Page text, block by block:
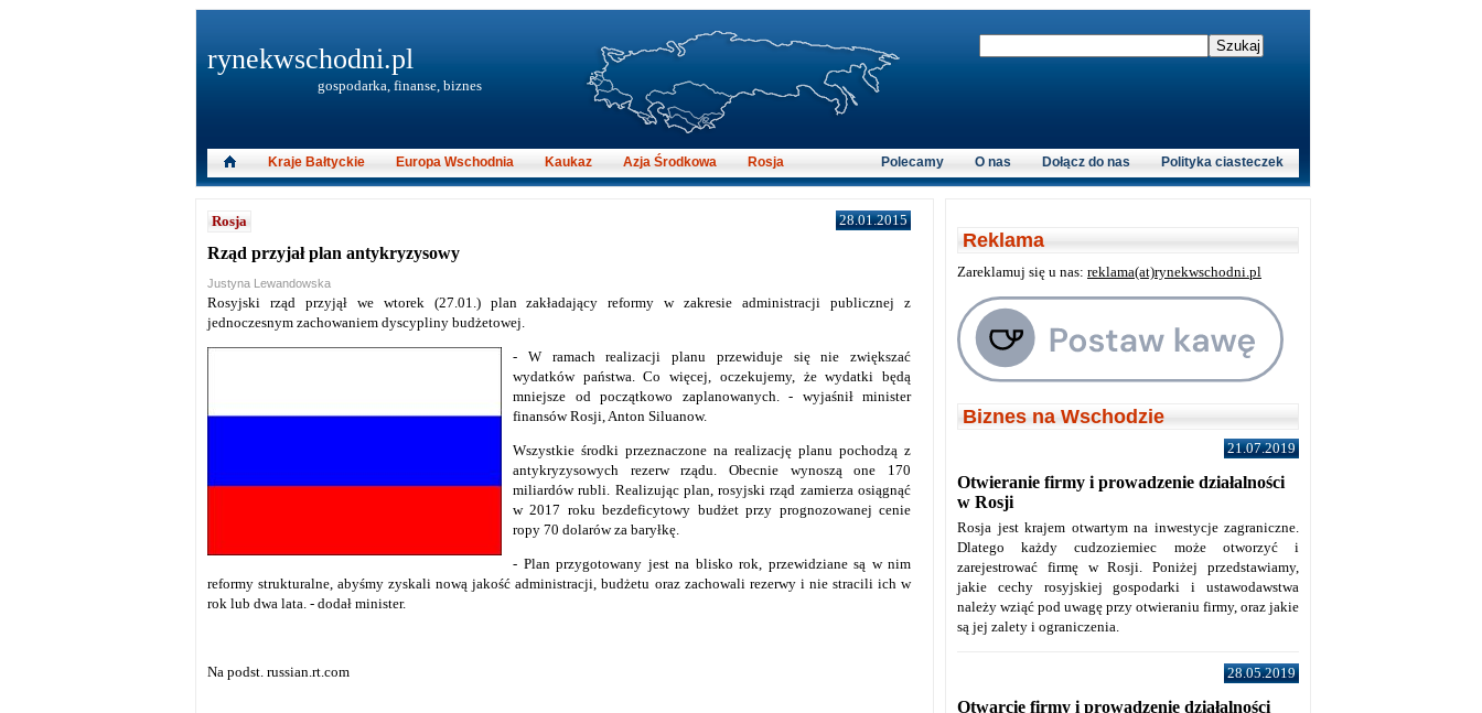
Rosja 28.01.2015
Rząd przyjał plan antykryzysowy
Justyna Lewandowska
Rosyjski rząd przyjął we wtorek (27.01.) plan zakładający reformy w zakresie administracji publicznej z
jednoczesnym zachowaniem dyscypliny budżetowej.
- W ramach realizacji planu przewiduje się nie zwiększać
wydatków państwa. Co więcej, oczekujemy, że wydatki będą
mniejsze od początkowo zaplanowanych. - wyjaśnił minister
finansów Rosji, Anton Siluanow.
Wszystkie środki przeznaczone na realizację planu pochodzą z
antykryzysowych rezerw rządu. Obecnie wynoszą one 170
miliardów rubli. Realizując plan, rosyjski rząd zamierza osiągnąć
w 2017 roku bezdeficytowy budżet przy prognozowanej cenie
ropy 70 dolarów za baryłkę.
- Plan przygotowany jest na blisko rok, przewidziane są w nim
reformy strukturalne, abyśmy zyskali nową jakość administracji, budżetu oraz zachowali rezerwy i nie stracili ich w
rok lub dwa lata. - dodał minister.
Na podst. russian.rt.com
rynekwschodni.pl
gospodarka, finanse, biznes
Kraje Bałtyckie Europa Wschodnia Kaukaz Azja Środkowa Rosja Polityka ciasteczek
Dołącz do nas
O nas
Polecamy
Reklama
Zareklamuj się u nas: reklama(at)rynekwschodni.pl
Biznes na Wschodzie
21.07.2019
Otwieranie firmy i prowadzenie działalności
w Rosji
Rosja jest krajem otwartym na inwestycje zagraniczne.
Dlatego każdy cudzoziemiec może otworzyć i
zarejestrować firmę w Rosji. Poniżej przedstawiamy,
jakie cechy rosyjskiej gospodarki i ustawodawstwa
należy wziąć pod uwagę przy otwieraniu firmy, oraz jakie
są jej zalety i ograniczenia.
28.05.2019
Otwarcie firmy i prowadzenie działalności